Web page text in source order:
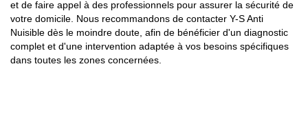
et de faire appel à des professionnels pour assurer la sécurité de
votre domicile. Nous recommandons de contacter Y-S Anti
Nuisible dès le moindre doute, afin de bénéficier d'un diagnostic
complet et d'une intervention adaptée à vos besoins spécifiques
dans toutes les zones concernées.